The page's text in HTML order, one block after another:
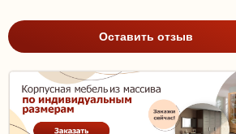
Оставить отзыв